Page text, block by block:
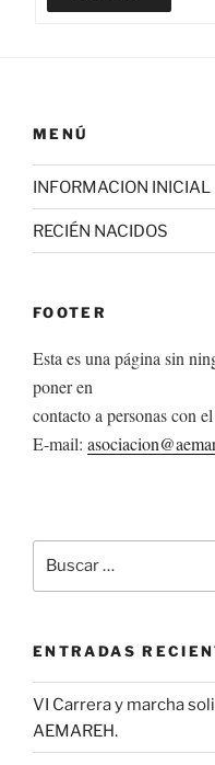
MENÚ
INFORMACION INICIAL
RECIÉN NACIDOS
FOOTER
Esta es una página sin
poner en
contacto a personas con
E-mail:
por:
ENTRADAS
VI Carrera y marcha
AEMAREH.